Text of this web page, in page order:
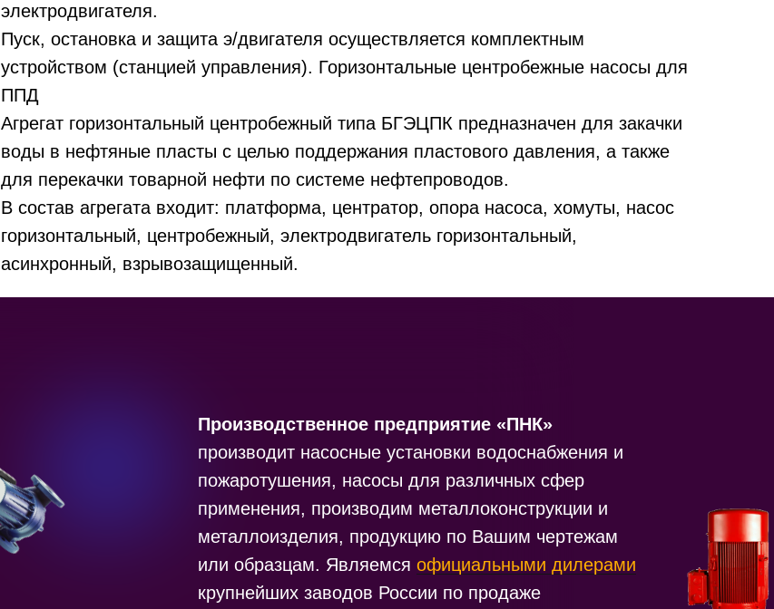
электродвигателя.
Пуск, остановка и защита э/двигателя осуществляется комплектным
устройством (станцией управления). Горизонтальные центробежные насосы для
ППД
Агрегат горизонтальный центробежный типа БГЭЦПК предназначен для закачки
воды в нефтяные пласты с целью поддержания пластового давления, а также
для перекачки товарной нефти по системе нефтепроводов.
В состав агрегата входит: платформа, центратор, опора насоса, хомуты, насос
горизонтальный, центробежный, электродвигатель горизонтальный,
асинхронный, взрывозащищенный.
Производственное предприятие «ПНК»
производит насосные установки водоснабжения и
пожаротушения, насосы для различных сфер
применения, производим металлоконструкции и
металлоизделия, продукцию по Вашим чертежам
или образцам. Являемся официальными дилерами
крупнейших заводов России по продаже